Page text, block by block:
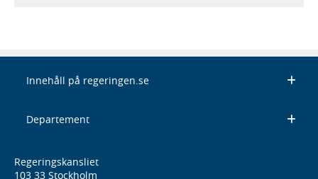
Innehåll på regeringen.se
Departement
Regeringskansliet
103 33 Stockholm